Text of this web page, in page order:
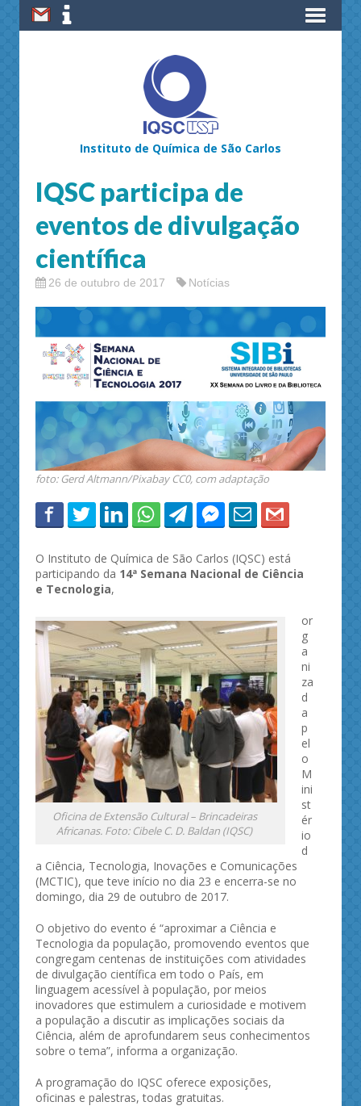
Instituto de Química de São Carlos
IQSC participa de
eventos de divulgação
científica
26 de outubro de 2017 Notícias
foto: Gerd Altmann/Pixabay CC0, com adaptação
O Instituto de Química de São Carlos (IQSC) está
participando da 14ª Semana Nacional de Ciência
e Tecnologia,
Oficina de Extensão Cultural – Brincadeiras
Africanas. Foto: Cibele C. D. Baldan (IQSC)
or
g
a
ni
za
d
a
p
el
o
M
ini
st
ér
io
d
a Ciência, Tecnologia, Inovações e Comunicações
(MCTIC), que teve início no dia 23 e encerra-se no
domingo, dia 29 de outubro de 2017.
O objetivo do evento é “aproximar a Ciência e
Tecnologia da população, promovendo eventos que
congregam centenas de instituições com atividades
de divulgação científica em todo o País, em
linguagem acessível à população, por meios
inovadores que estimulem a curiosidade e motivem
a população a discutir as implicações sociais da
Ciência, além de aprofundarem seus conhecimentos
sobre o tema”, informa a organização.
A programação do IQSC oferece exposições,
oficinas e palestras, todas gratuitas.